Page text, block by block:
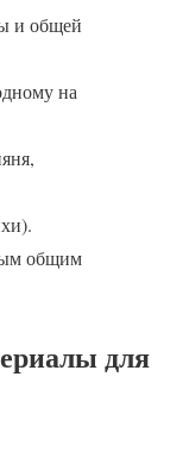
и общей
на
общим
для